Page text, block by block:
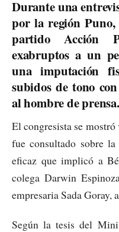
Durante una
por la región
partido Acción
exabruptos a un
una imputación
subidos de tono
al hombre de prensa.
El congresista se
fue consultado sobre
eficaz que implicó a
colega Darwin
empresaria Sada Goray,
Según la tesis del